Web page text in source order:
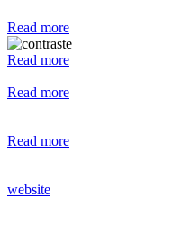
Read more
Read more
Read more
Read more
website